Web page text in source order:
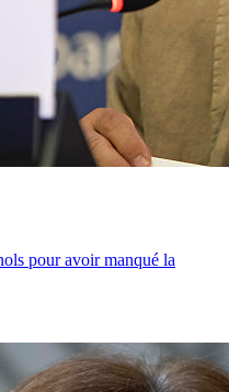
pour avoir manqué la